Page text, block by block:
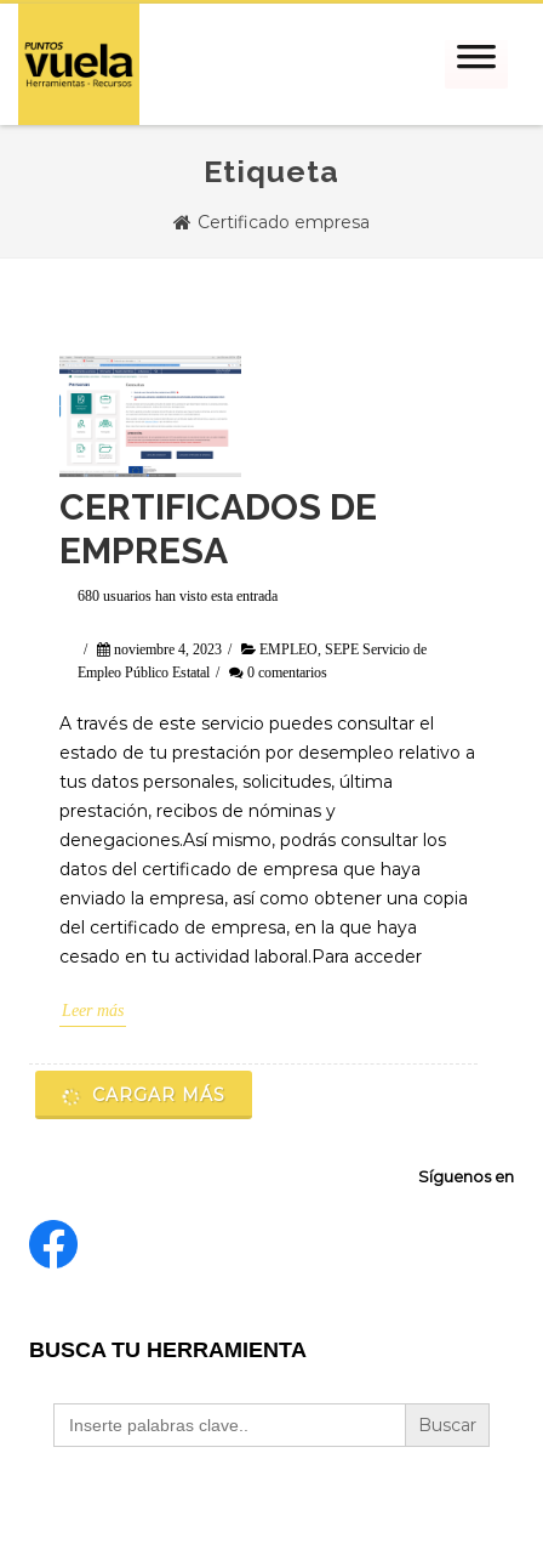
Etiqueta
Certificado empresa
CERTIFICADOS DE
EMPRESA
680 usuarios han visto esta entrada
/ noviembre 4, 2023 / EMPLEO SEPE Servicio de
Empleo Público Estatal / 0 comentarios
A través de este servicio puedes consultar el
estado de tu prestación por desempleo relativo a
tus datos personales, solicitudes, última
prestación, recibos de nóminas y
denegaciones.Así mismo, podrás consultar los
datos del certificado de empresa que haya
enviado la empresa, así como obtener una copia
del certificado de empresa, en la que haya
cesado en tu actividad laboral.Para acceder
Leer más
CARGAR MÁS
Síguenos en
BUSCA TU HERRAMIENTA
Buscar: